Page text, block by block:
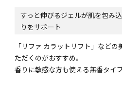
すっと伸びるジェルが肌を包み
りをサポート
「リファ カラットリフト」など
ただくのがおすすめ。
香りに敏感な方も使える無香タイプ